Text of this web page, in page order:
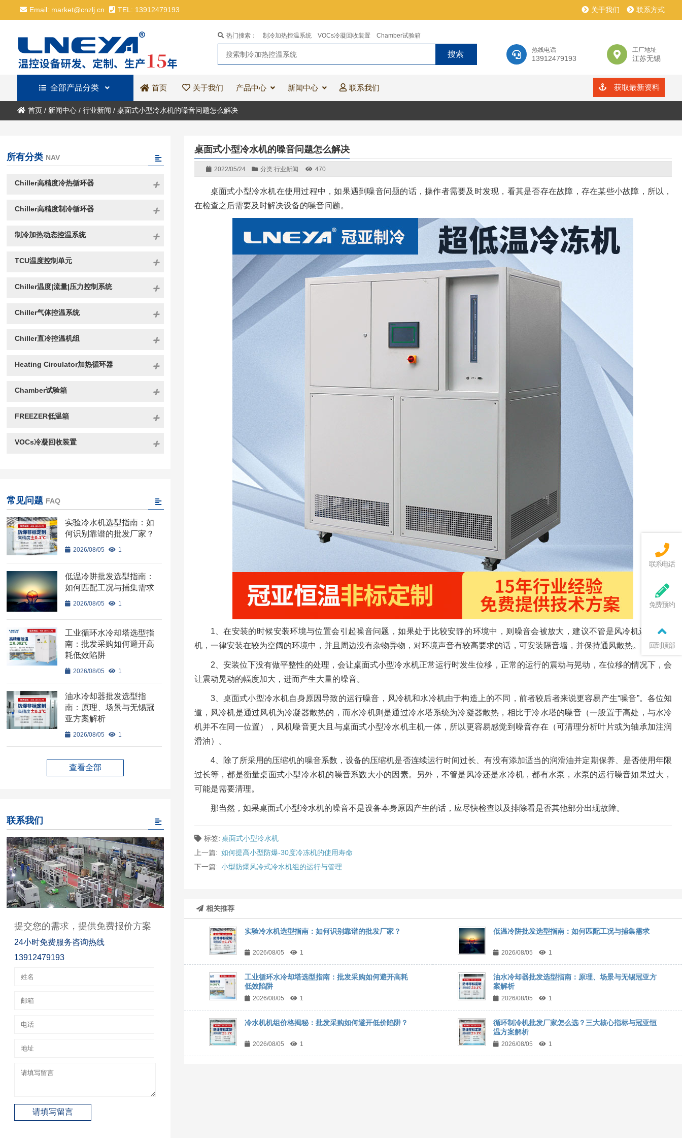
Email: market@cnzlj.cn TEL: 13912479193 关于我们 联系方式
热线电话
13912479193
工厂地址
江苏无锡
热门搜索： 制冷加热控温系统 VOCs冷凝回收装置 Chamber试验箱
全部产品分类 首页 关于我们 产品中心 新闻中心 联系我们 获取最新资料
首页/ 新闻中心/ 行业新闻 / 桌面式小型冷水机的噪音问题怎么解决
桌面式小型冷水机的噪音问题怎么解决
2022/05/24 分类:行业新闻 470
桌面式小型冷水机在使用过程中，如果遇到噪音问题的话，操作者需要及时发现，看其是否存在故障，存在某些小故障，所以，
在检查之后需要及时解决设备的噪音问题。
1、在安装的时候安装环境与位置会引起噪音问题，如果处于比较安静的环境中，则噪音会被放大，建议不管是风冷机还是水冷
机，一律安装在较为空阔的环境中，并且周边没有杂物异物，对环境声音有较高要求的话，可安装隔音墙，并保持通风散热。
2、安装位下没有做平整性的处理，会让桌面式小型冷水机正常运行时发生位移，正常的运行的震动与晃动，在位移的情况下，会
让震动晃动的幅度加大，进而产生大量的噪音。
3、桌面式小型冷水机自身原因导致的运行噪音，风冷机和水冷机由于构造上的不同，前者较后者来说更容易产生“噪音”。各位知
道，风冷机是通过风机为冷凝器散热的，而水冷机则是通过冷水塔系统为冷凝器散热，相比于冷水塔的噪音（一般置于高处，与水冷
机并不在同一位置），风机噪音更大且与桌面式小型冷水机主机一体，所以更容易感觉到噪音存在（可清理分析叶片或为轴承加注润
滑油）。
4、除了所采用的压缩机的噪音系数，设备的压缩机是否连续运行时间过长、有没有添加适当的润滑油并定期保养、是否使用年限
过长等，都是衡量桌面式小型冷水机的噪音系数大小的因素。另外，不管是风冷还是水冷机，都有水泵，水泵的运行噪音如果过大，
可能是需要清理。
那当然，如果桌面式小型冷水机的噪音不是设备本身原因产生的话，应尽快检查以及排除看是否其他部分出现故障。
标签: 桌面式小型冷水机
上一篇: 如何提高小型防爆-30度冷冻机的使用寿命
下一篇: 小型防爆风冷式冷水机组的运行与管理
相关推荐
实验冷水机选型指南：如何识别靠谱的批发厂家？
2026/08/05 1
低温冷阱批发选型指南：如何匹配工况与捕集需求
2026/08/05 1
工业循环水冷却塔选型指南：批发采购如何避开高耗
低效陷阱
2026/08/05 1
油水冷却器批发选型指南：原理、场景与无锡冠亚方
案解析
2026/08/05 1
冷水机机组价格揭秘：批发采购如何避开低价陷阱？
2026/08/05 1
循环制冷机批发厂家怎么选？三大核心指标与冠亚恒
温方案解析
2026/08/05 1
所有分类 NAV
Chiller高精度冷热循环器
Chiller高精度制冷循环器
制冷加热动态控温系统
TCU温度控制单元
Chiller温度|流量|压力控制系统
Chiller气体控温系统
Chiller直冷控温机组
Heating Circulator加热循环器
Chamber试验箱
FREEZER低温箱
VOCs冷凝回收装置
常见问题 FAQ
实验冷水机选型指南：如
何识别靠谱的批发厂家？
2026/08/05 1
低温冷阱批发选型指南：
如何匹配工况与捕集需求
2026/08/05 1
工业循环水冷却塔选型指
南：批发采购如何避开高
耗低效陷阱
2026/08/05 1
油水冷却器批发选型指
南：原理、场景与无锡冠
亚方案解析
2026/08/05 1
查看全部
联系我们
提交您的需求，提供免费报价方案
24小时免费服务咨询热线
13912479193
联系电话
免费预约
回到顶部